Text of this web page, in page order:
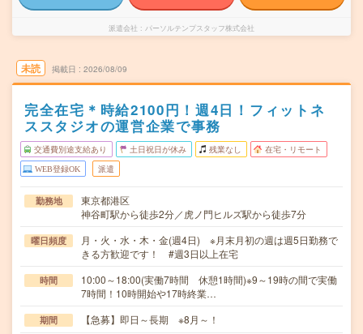
派遣会社 パーソルテンプスタッフ株式会社
未読 掲載日 2026/08/09
完全在宅＊時給2100円！週4日！フィットネ
ススタジオの運営企業で事務
交通費別途支給あり 土日祝日が休み 残業なし 在宅・リモート
WEB登録OK 派遣
勤務地
東京都港区
神谷町駅から徒歩2分／虎ノ門ヒルズ駅から徒歩7分
曜日頻度
月・火・水・木・金(週4日) ※月末月初の週は週5日勤務で
きる方歓迎です！ #週3日以上在宅
時間
10:00～18:00(実働7時間 休憩1時間)※9～19時の間で実働
7時間！10時開始や17時終業…
期間 【急募】即日～長期 ※8月～！